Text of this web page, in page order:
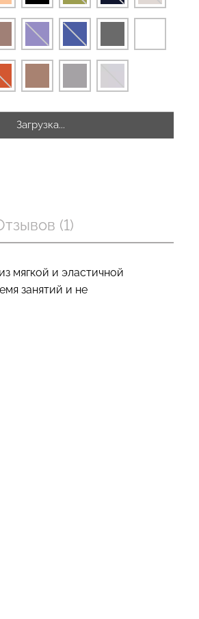
Загрузка...
(1)
мягкой и эластичной
занятий и не
SHAPE black